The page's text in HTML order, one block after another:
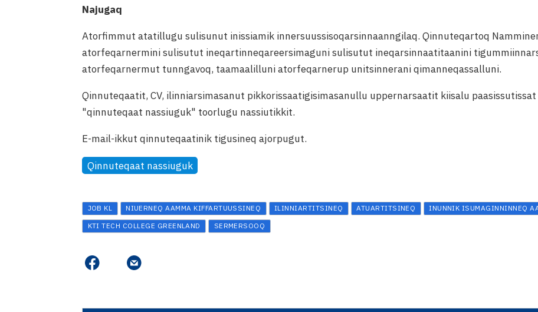
Najugaq
Atorfimmut atatillugu sulisunut inissiamik innersuussisoqarsinnaanngilaq. Qinnuteqartoq
atorfeqarnermini sulisutut ineqartinneqareersimaguni sulisutut ineqarsinnaatitaanini
atorfeqarnermut tunngavoq, taamaalilluni atorfeqarnerup unitsinnerani qimanneqassalluni.
Qinnuteqaatit, CV, ilinniarsimasanut pikkorissaatigisimasanullu uppernarsaatit kiisalu
"qinnuteqaat nassiuguk" toorlugu nassiutikkit.
E-mail-ikkut qinnuteqaatinik tigusineq ajorpugut.
Qinnuteqaat nassiuguk
JOB KL NIUERNEQ AAMMA KIFFARTUUSSINEQ ILINNIARTITSINEQ ATUARTITSINEQ
INUNNIK ISUMAGINNINNEQ
KTI TECH COLLEGE GREENLAND
SERMERSOOQ